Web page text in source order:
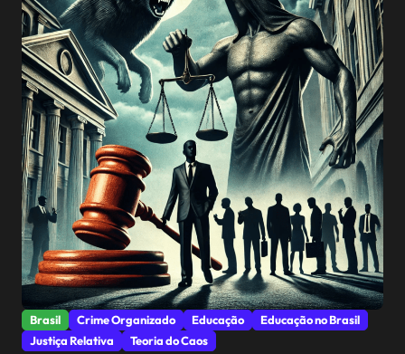
Brasil Crime Organizado Educação
Educação no Brasil
Justiça Relativa
Teoria do Caos